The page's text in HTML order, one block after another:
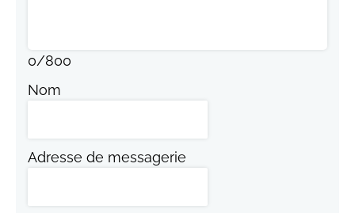
0/800
Nom
Adresse de messagerie